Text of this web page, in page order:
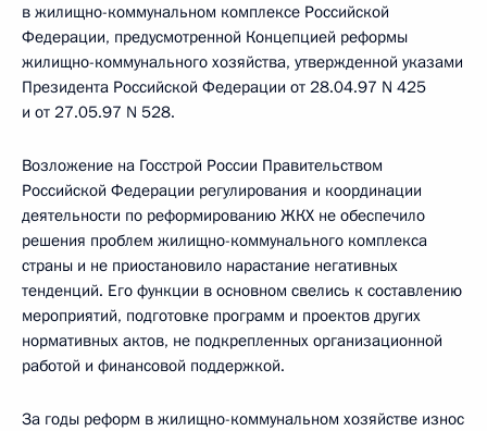
в жилищно-коммунальном комплексе Российской
Федерации, предусмотренной Концепцией реформы
жилищно-коммунального хозяйства, утвержденной указами
Президента Российской Федерации от 28.04.97 N 425
и от 27.05.97 N 528.
Возложение на Госстрой России Правительством
Российской Федерации регулирования и координации
деятельности по реформированию ЖКХ не обеспечило
решения проблем жилищно-коммунального комплекса
страны и не приостановило нарастание негативных
тенденций. Его функции в основном свелись к составлению
мероприятий, подготовке программ и проектов других
нормативных актов, не подкрепленных организационной
работой и финансовой поддержкой.
За годы реформ в жилищно-коммунальном хозяйстве износ